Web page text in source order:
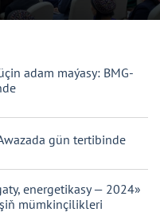
adam maýasy: BMG-
gün tertibinde
energetikasy — 2024»
mümkinçilikleri